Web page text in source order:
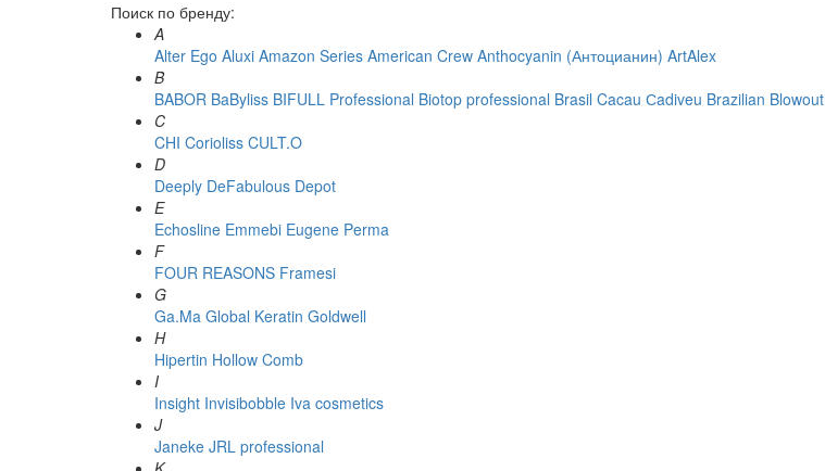
Поиск по бренду:
A
Alter Ego Aluxi Amazon Series American Crew Anthocyanin (Антоцианин) ArtAlex
B
BABOR BaByliss BIFULL Professional Biotop professional Brasil Cacau Сadiveu Brazilian Blowout
C
CHI Corioliss CULT.O
D
Deeply DeFabulous Depot
E
Echosline Emmebi Eugene Perma
F
FOUR REASONS Framesi
G
Ga.Ma Global Keratin Goldwell
H
Hipertin Hollow Comb
I
Insight Invisibobble Iva cosmetics
J
Janeke JRL professional